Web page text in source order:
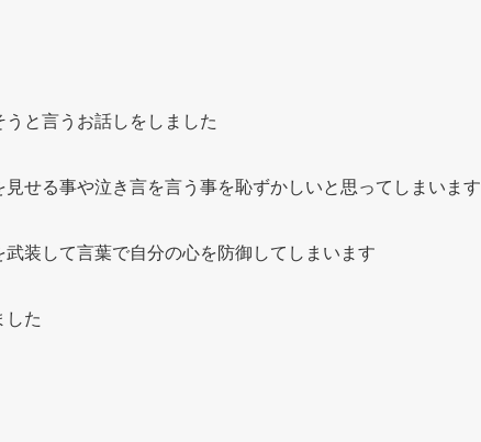
と言うお話しをしました
せる事や泣き言を言う事を恥ずかしいと思ってしまいます
装して言葉で自分の心を防御してしまいます
した